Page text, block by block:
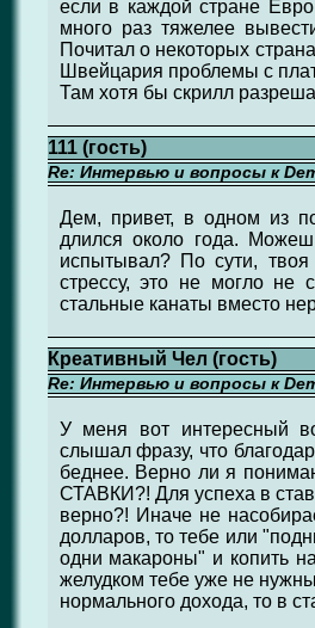
если в каждой стране
много раз тяжелее
Почитал о некоторых
Швейцария проблемы с
Там хотя бы скрилл
111 (гость)
Re: Интервью и вопросы к
Дем, привет, в одном из
длился около года.
испытывал? По сути, твоя
стрессу, это не могло не
стальные канаты вместо
Креативный Чел (гость)
Re: Интервью и вопросы к
У меня вот интересный
слышал фразу, что
беднее. Верно ли я
СТАВКИ?! Для успеха в
верно?! Иначе не
долларов, то тебе или
одни макароны" и копить
желудком тебе уже не
нормального дохода, то в